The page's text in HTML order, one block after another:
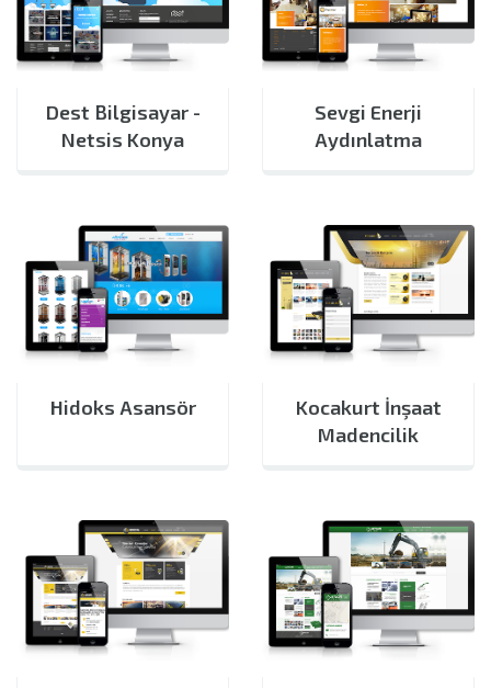
Dest Bilgisayar -
Netsis Konya
Sevgi Enerji
Aydınlatma
Hidoks Asansör
Kocakurt İnşaat
Madencilik